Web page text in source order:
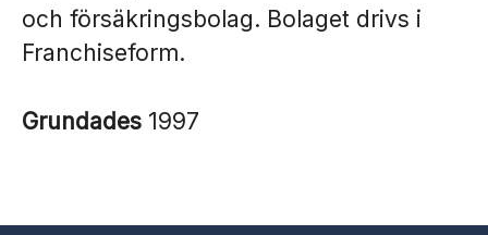
och försäkringsbolag. Bolaget drivs i
Franchiseform.
Grundades 1997